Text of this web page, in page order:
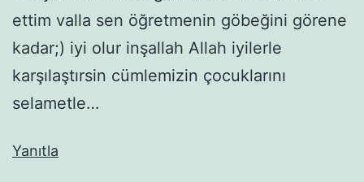
ettim valla sen öğretmenin göbeğini görene
kadar;) iyi olur inşallah Allah iyilerle
karşılaştırsin cümlemizin çocuklarını
selametle…
Yanıtla